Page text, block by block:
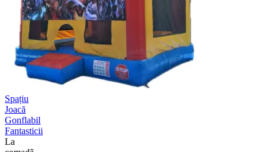
Spațiu
Joacă
Gonflabil
Fantasticii
La